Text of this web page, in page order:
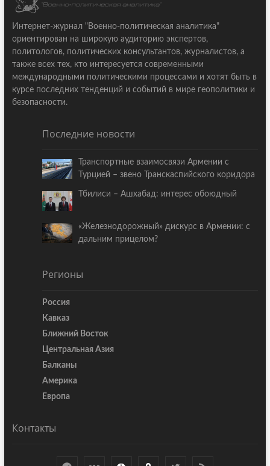
Интернет-журнал "Военно-политическая аналитика"
ориентирован на широкую аудиторию экспертов,
политологов, политических консультантов, журналистов, а
также всех тех, кто интересуется современными
международными политическими процессами и хотят быть в
курсе последних тенденций и событий в мире геополитики и
безопасности.
Последние новости
Транспортные взаимосвязи Армении с
Турцией – звено Транскаспийского коридора
Тбилиси – Ашхабад: интерес обоюдный
«Железнодорожный» дискурс в Армении: с
дальним прицелом?
Регионы
Россия
Кавказ
Ближний Восток
Центральная Азия
Балканы
Америка
Европа
Контакты